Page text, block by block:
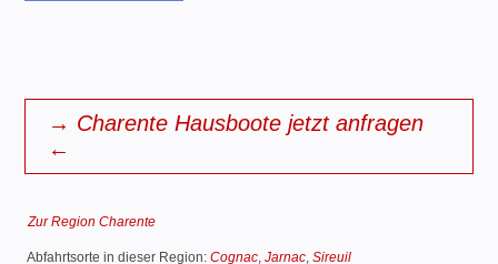
→ Charente Hausboote jetzt anfragen
←
Zur Region Charente
Abfahrtsorte in dieser Region:Cognac,Jarnac,Sireuil